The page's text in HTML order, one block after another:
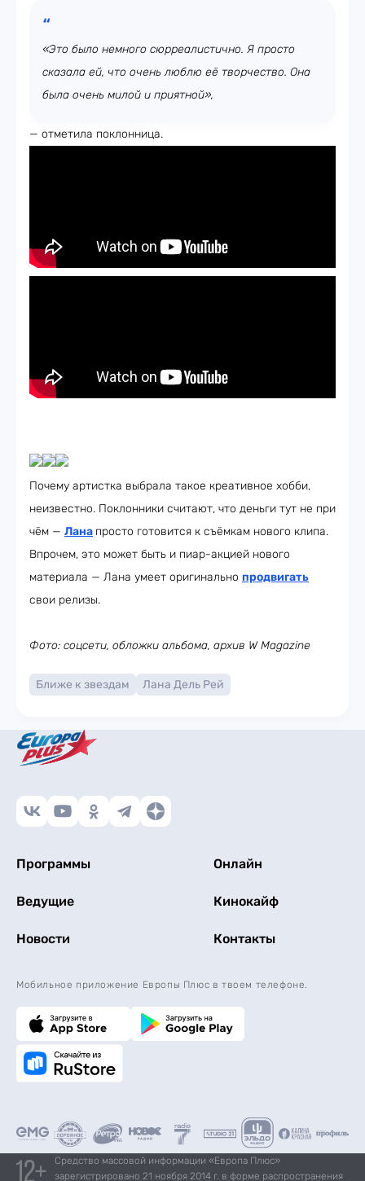
«Это было немного сюрреалистично. Я просто
сказала ей, что очень люблю её творчество. Она
была очень милой и приятной»,
— отметила поклонница.
Почему артистка выбрала такое креативное хобби,
неизвестно. Поклонники считают, что деньги тут не при
чём — Лана просто готовится к съёмкам нового клипа.
Впрочем, это может быть и пиар-акцией нового
материала — Лана умеет оригинально продвигать
свои релизы.
Фото: соцсети, обложки альбома, архив W Magazine
Ближе к звездам Лана Дель Рей
Программы Онлайн
Ведущие Кинокайф
Новости Контакты
Мобильное приложение Европы Плюс в твоем телефоне.
Средство массовой информации «Европа Плюс»
зарегистрировано 21 ноября 2014 г. в форме распространения